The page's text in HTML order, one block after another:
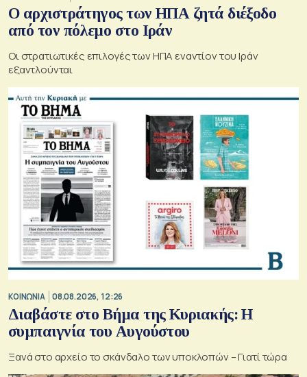
Ο αρχιστράτηγος των ΗΠΑ ζητά διέξοδο
από τον πόλεμο στο Ιράν
Οι στρατιωτικές επιλογές των ΗΠΑ εναντίον του Ιράν
εξαντλούνται
ΚΟΙΝΩΝΙΑ 08.08.2026, 12:26
Διαβάστε στο Βήμα της Κυριακής: Η
συμπαιγνία του Αυγούστου
Ξανά στο αρχείο το σκάνδαλο των υποκλοπών – Γιατί τώρα